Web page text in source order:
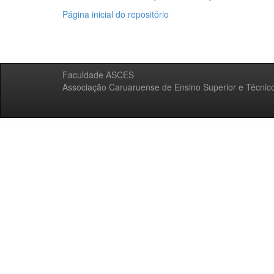
Página inicial do repositório
Faculdade ASCES
Associação Caruaruense de Ensino Superior e